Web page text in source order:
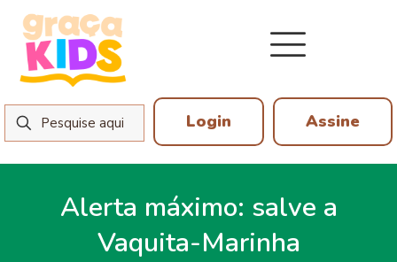
Login Assine
Alerta máximo: salve a
Vaquita-Marinha